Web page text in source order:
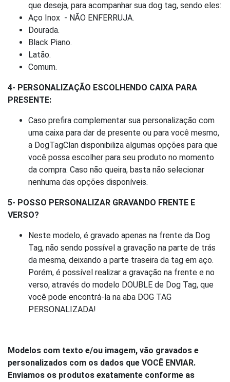
que deseja, para acompanhar sua dog tag, sendo eles:
Aço Inox - NÃO ENFERRUJA.
Dourada.
Black Piano.
Latão.
Comum.
4- PERSONALIZAÇÃO ESCOLHENDO CAIXA PARA
PRESENTE:
Caso prefira complementar sua personalização com
uma caixa para dar de presente ou para você mesmo,
a DogTagClan disponibiliza algumas opções para que
você possa escolher para seu produto no momento
da compra. Caso não queira, basta não selecionar
nenhuma das opções disponíveis.
5- POSSO PERSONALIZAR GRAVANDO FRENTE E
VERSO?
Neste modelo, é gravado apenas na frente da Dog
Tag, não sendo possível a gravação na parte de trás
da mesma, deixando a parte traseira da tag em aço.
Porém, é possível realizar a gravação na frente e no
verso, através do modelo DOUBLE de Dog Tag, que
você pode encontrá-la na aba DOG TAG
PERSONALIZADA!
Modelos com texto e/ou imagem, vão gravados e
personalizados com os dados que VOCÊ ENVIAR.
Enviamos os produtos exatamente conforme as